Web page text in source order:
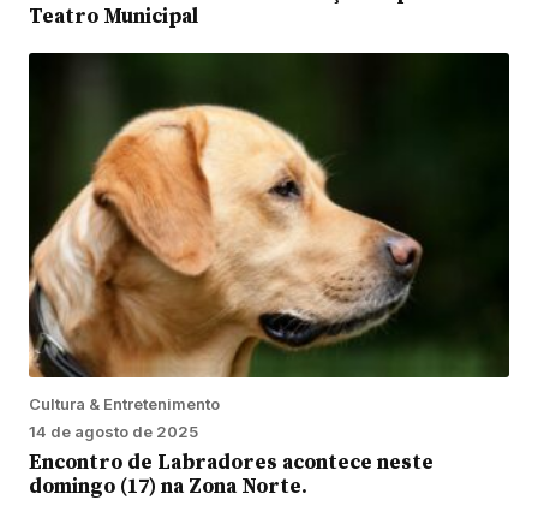
Teatro Municipal
Cultura & Entretenimento
14 de agosto de 2025
Encontro de Labradores acontece neste
domingo (17) na Zona Norte.